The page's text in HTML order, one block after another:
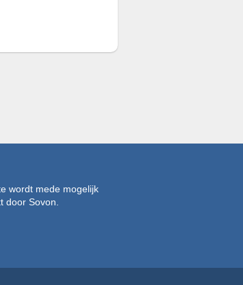
wordt mede mogelijk
door Sovon.